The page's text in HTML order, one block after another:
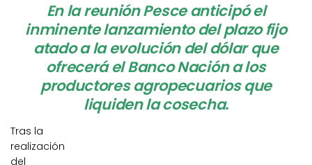
En la reunión Pesce anticipó el
inminente lanzamiento del plazo fijo
atado a la evolución del dólar que
ofrecerá el Banco Nación a los
productores agropecuarios que
liquiden la cosecha.
Tras la
realización
del